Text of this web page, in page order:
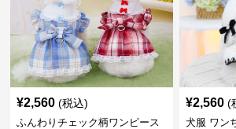
¥2,560 (税込)
ふんわりチェック柄ワンピース
¥2,560 (
犬服 ワン